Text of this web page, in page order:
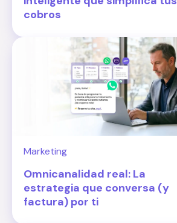
cobros
Marketing
Omnicanalidad real: La
estrategia que conversa (y
factura) por ti